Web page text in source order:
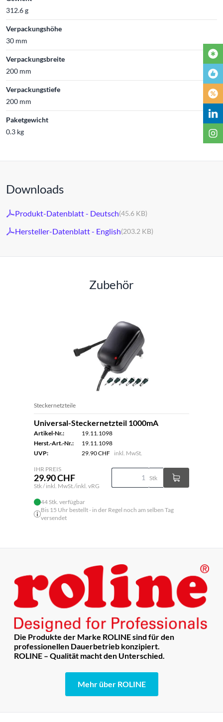
312.6 g
Verpackungshöhe
30 mm
Verpackungsbreite
200 mm
Verpackungstiefe
200 mm
Paketgewicht
0.3 kg
Downloads
Produkt-Datenblatt - Deutsch(45.6 KB)
Hersteller-Datenblatt - English(203.2 KB)
Zubehör
Steckernetzteile
Universal-Steckernetzteil 1000mA
Artikel-Nr.:
19.11.1098
Herst.-Art.-Nr.:
19.11.1098
UVP:
29.90 CHF inkl. MwSt.
IHR PREIS
29.90 CHF
Stk / inkl. MwSt./inkl. vRG
Stk
44 Stk. verfügbar
Bis 15 Uhr bestellt - in der Regel noch am selben Tag
versendet
Die Produkte der Marke ROLINE sind für den
professionellen Dauerbetrieb konzipiert.
ROLINE – Qualität macht den Unterschied.
Mehr über ROLINE